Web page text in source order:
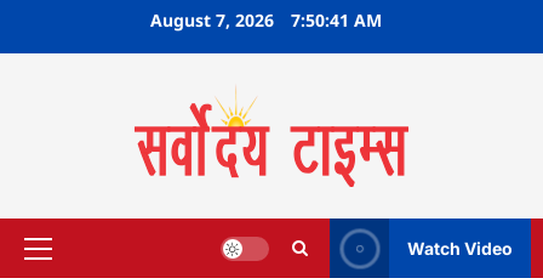
August 7, 2026 7:50:42 AM
Primary
Watch Video